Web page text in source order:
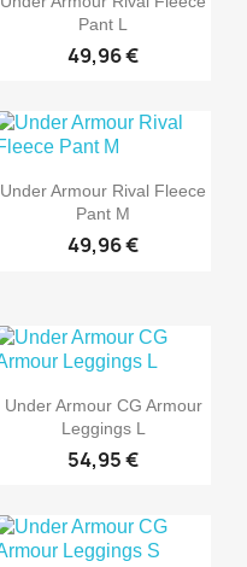
Pant L
49,96 €
Under Armour Rival Fleece
Pant M
49,96 €
Under Armour CG Armour
Leggings L
54,95 €